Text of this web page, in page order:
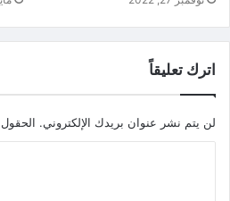
اترك تعليقاً
لن يتم نشر عنوان بريدك الإلكتروني. الحقول